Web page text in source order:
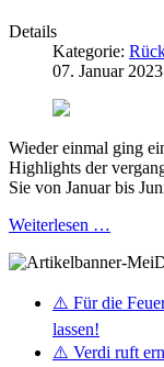
Details
Kategorie:
07. Januar 2023
Wieder einmal ging
Highlights der
Sie von Januar bis
Weiterlesen …
⚠️ Für die
lassen!
⚠️ Verdi ruft